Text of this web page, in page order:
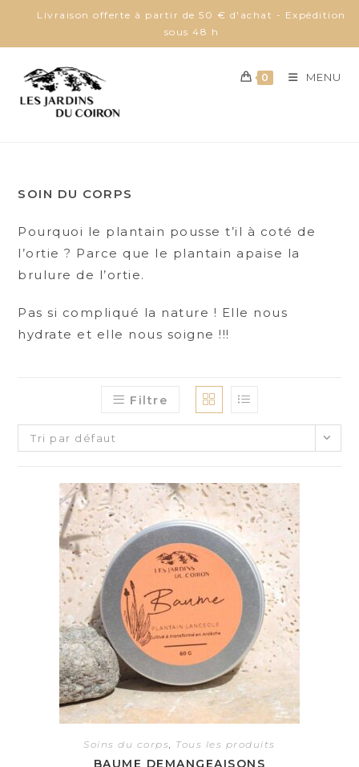
content
Livraison offerte à partir de 50 € d'achat - Expédition
sous 48 h
0 MENU
SOIN DU CORPS
Pourquoi le plantain pousse t’il à coté de
l’ortie ? Parce que le plantain apaise la
brulure de l’ortie.
Pas si compliqué la nature ! Elle nous
hydrate et elle nous soigne !!!
Filtre
Tri par défaut
Soins du corps, Tous les produits
BAUME DEMANGEAISONS